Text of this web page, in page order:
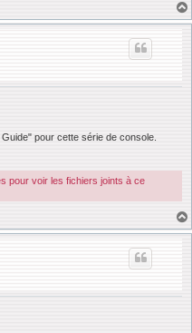
pour cette série de console.
pour voir les fichiers joints à ce